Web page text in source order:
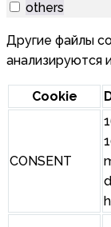
others
Другие файлы
анализируются
Cookie
CONSENT